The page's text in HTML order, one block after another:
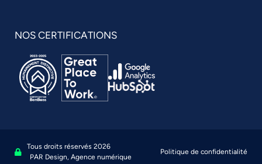
NOS CERTIFICATIONS
Se connecter à l'administration
Tous droits réservés 2026
PAR Design, Agence numérique
Politique de confidentialité